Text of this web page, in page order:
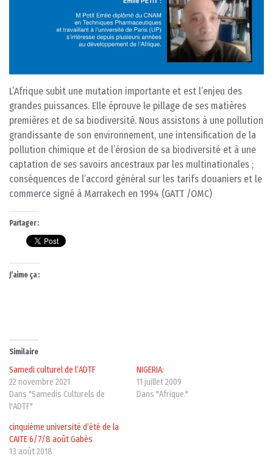
L’Afrique subit une mutation importante et est l’enjeu des
grandes puissances. Elle éprouve le pillage de ses matières
premières et de sa biodiversité. Nous assistons à une pollution
grandissante de son environnement, une intensification de la
pollution chimique et de l’érosion de sa biodiversité et à une
captation de ses savoirs ancestraux par les multinationales ;
conséquences de l’accord général sur les tarifs douaniers et le
commerce signé à Marrakech en 1994 (GATT /OMC)
Partager :
J’aime ça :
Similaire
Samedi culturel de l’ADTF
22 novembre 2021
Dans "Samedis Culturels de
l'ADTF"
NIGERIA:
11 juillet 2009
Dans "Afrique."
cinquième université d’été de la
CAITE 6/7/8 août Gabès
13 août 2018